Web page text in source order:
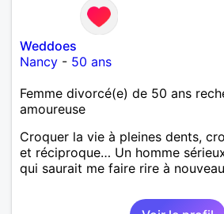
Weddoes
Nancy - 50 ans
Femme divorcé(e) de 50 ans
amoureuse
Croquer la vie à pleines dents,
et réciproque… Un homme
qui saurait me faire rire à